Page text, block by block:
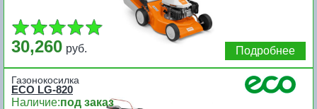
30,260 руб. Подробнее
Газонокосилка
ECO LG-820
Наличие:под заказ